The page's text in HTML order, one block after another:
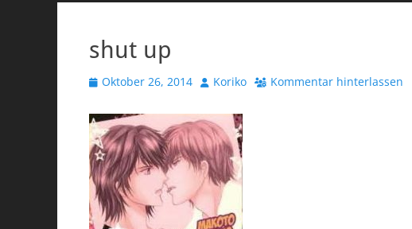
shut up
Veröffentlicht
Oktober 26, 2014 AutorKoriko Kommentar hinterlassen